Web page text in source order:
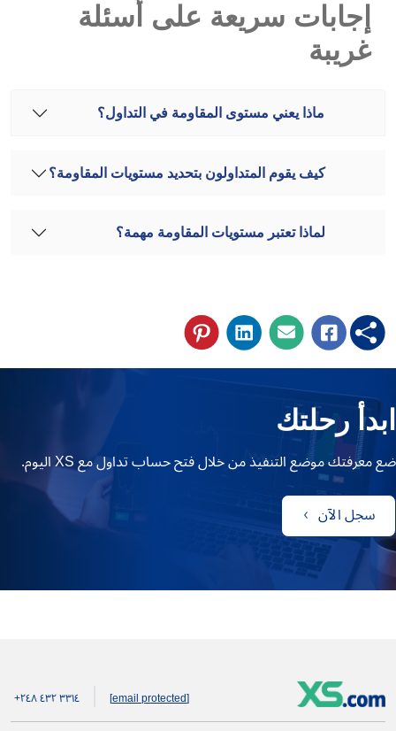
إجابات سريعة على أسئلة
غريبة
ماذا يعني مستوى المقاومة في التداول؟
كيف يقوم المتداولون بتحديد مستويات المقاومة؟
لماذا تعتبر مستويات المقاومة مهمة؟
ابدأ رحلتك
ضع معرفتك موضع التنفيذ من خلال فتح حساب تداول مع XS اليوم.
سجل الآن
[email protected] +۲٤۸ ٤۳۲ ۳۳۱٤